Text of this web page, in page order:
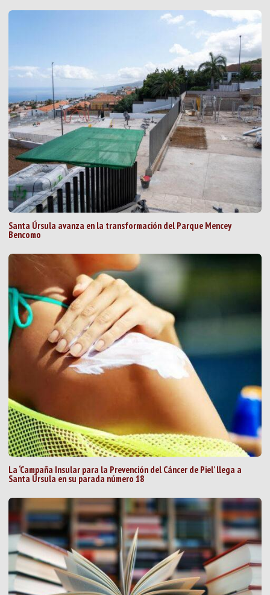
Santa Úrsula avanza en la transformación del Parque Mencey
Bencomo
La ‘Campaña Insular para la Prevención del Cáncer de Piel’ llega a
Santa Úrsula en su parada número 18